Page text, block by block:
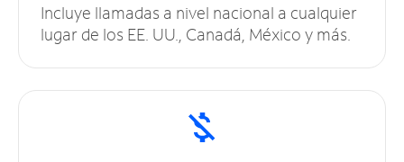
Incluye llamadas a nivel nacional a cualquier
lugar de los EE. UU., Canadá, México y más.